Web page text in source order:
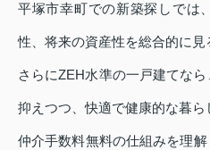
平塚市幸町での新築探しでは
性、将来の資産性を総合的に見
さらにZEH水準の一戸建てな
抑えつつ、快適で健康的な暮ら
仲介手数料無料の仕組みを理